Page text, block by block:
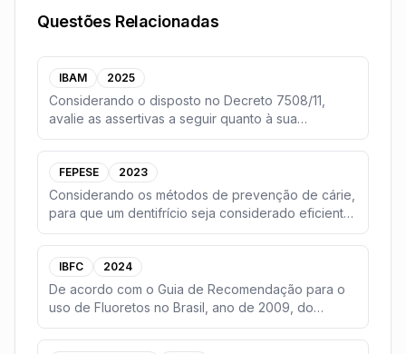
Questões Relacionadas
IBAM 2025
Considerando o disposto no Decreto 7508/11,
avalie as assertivas a seguir quanto à sua
veracidade.(...
FEPESE 2023
Considerando os métodos de prevenção de cárie,
para que um dentifrício seja considerado eficiente,
e...
IBFC 2024
De acordo com o Guia de Recomendação para o
uso de Fluoretos no Brasil, ano de 2009, do
Ministério d...